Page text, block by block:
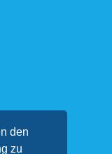
den
zu